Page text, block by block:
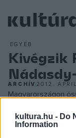
kultura.hu - Do
Information
EGYÉB
Kivégzik
ARCHÍV2012.
Magyarországon
főnemesek
vessenek véget a